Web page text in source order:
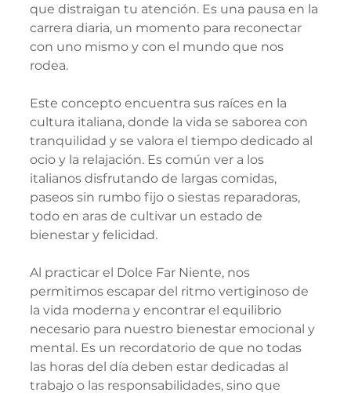
que distraigan tu atención. Es una pausa en la
carrera diaria, un momento para reconectar
con uno mismo y con el mundo que nos
rodea.
Este concepto encuentra sus raíces en la
cultura italiana, donde la vida se saborea con
tranquilidad y se valora el tiempo dedicado al
ocio y la relajación. Es común ver a los
italianos disfrutando de largas comidas,
paseos sin rumbo fijo o siestas reparadoras,
todo en aras de cultivar un estado de
bienestar y felicidad.
Al practicar el Dolce Far Niente, nos
permitimos escapar del ritmo vertiginoso de
la vida moderna y encontrar el equilibrio
necesario para nuestro bienestar emocional y
mental. Es un recordatorio de que no todas
las horas del día deben estar dedicadas al
trabajo o las responsabilidades, sino que